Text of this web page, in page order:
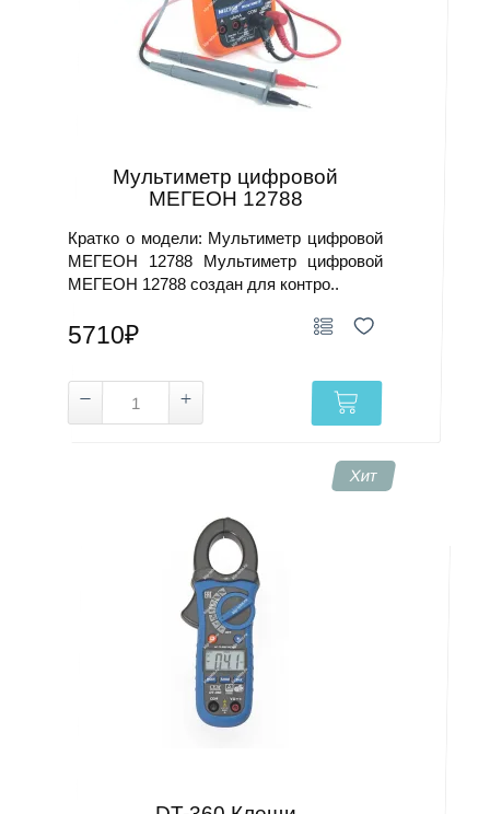
Мультиметр цифровой
МЕГЕОН 12788
Кратко о модели: Мультиметр цифровой
МЕГЕОН 12788 Мультиметр цифровой
МЕГЕОН 12788 создан для контро..
5710₽
Хит